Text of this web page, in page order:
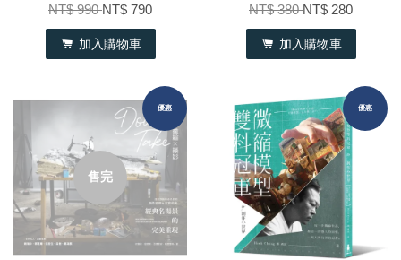
NT$ 990NT$ 790
加入購物車
NT$ 380NT$ 280
加入購物車
售完
優惠 優惠